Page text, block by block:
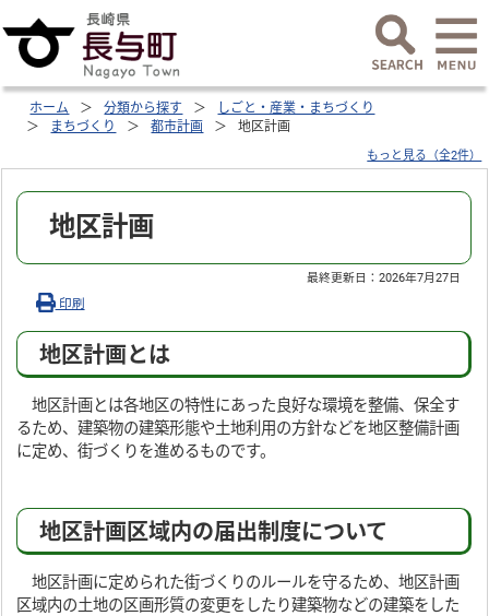
ホーム 分類から探す
しごと・産業・まちづくり
まちづくり
都市計画 地区計画
もっと見る（全2件）
地区計画
最終更新日：2026年7月27日
印刷
地区計画とは
地区計画とは各地区の特性にあった良好な環境を整備、保全す
るため、建築物の建築形態や土地利用の方針などを地区整備計画
に定め、街づくりを進めるものです。
地区計画区域内の届出制度について
地区計画に定められた街づくりのルールを守るため、地区計画
区域内の土地の区画形質の変更をしたり建築物などの建築をした